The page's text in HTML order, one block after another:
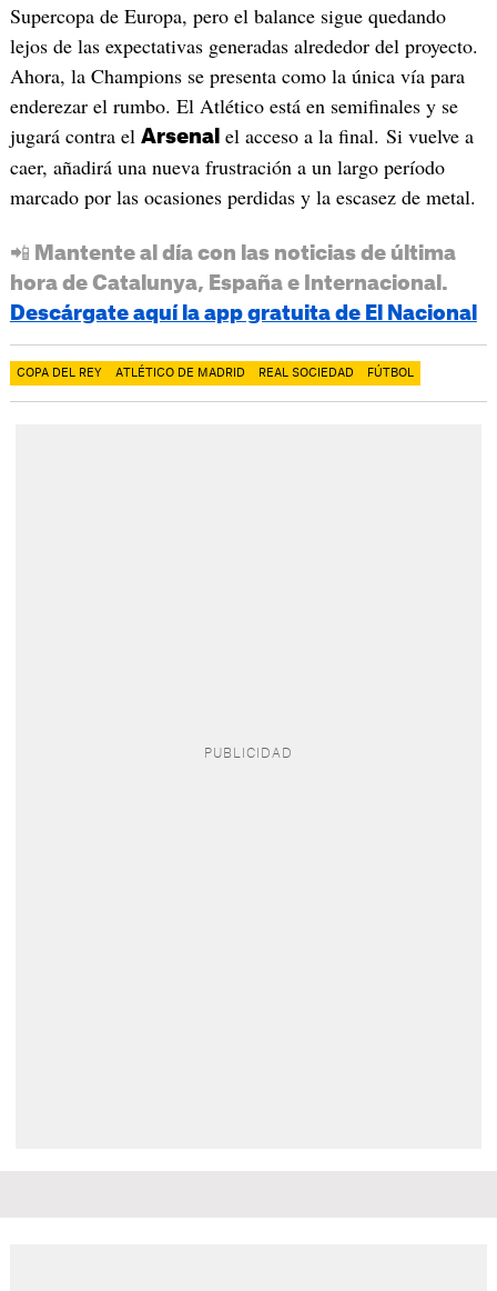
Supercopa de Europa, pero el balance sigue quedando
lejos de las expectativas generadas alrededor del proyecto.
Ahora, la Champions se presenta como la única vía para
enderezar el rumbo. El Atlético está en semifinales y se
jugará contra el Arsenal el acceso a la final. Si vuelve a
caer, añadirá una nueva frustración a un largo período
marcado por las ocasiones perdidas y la escasez de metal.
📲 Mantente al día con las noticias de última
hora de Catalunya, España e Internacional.
Descárgate aquí la app gratuita de El Nacional
COPA DEL REY ATLÉTICO DE MADRID REAL SOCIEDAD FÚTBOL